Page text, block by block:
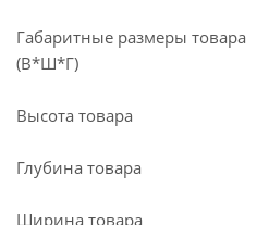
Габаритные размеры товара
(В*Ш*Г)
Высота товара
Глубина товара
Ширина товара